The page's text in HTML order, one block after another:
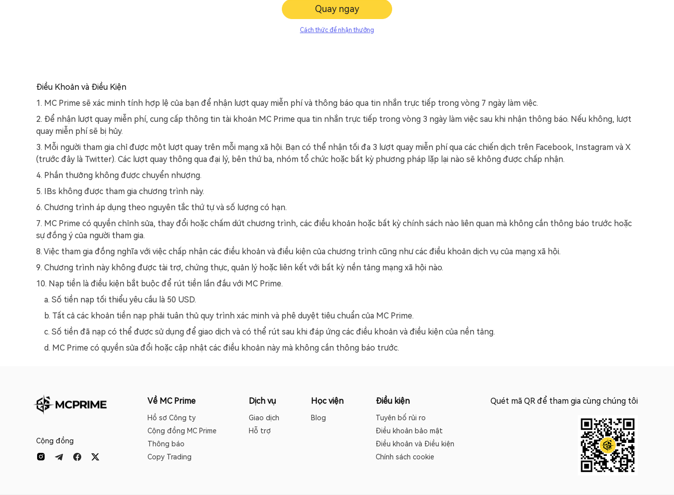
Quay ngay
Cách thức để nhận thưởng
Điều Khoản và Điều Kiện
1. MC Prime sẽ xác minh tính hợp lệ của bạn để nhận lượt quay miễn phí và thông báo qua tin nhắn trực tiếp trong vòng 7 ngày làm việc.
2. Để nhận lượt quay miễn phí, cung cấp thông tin tài khoản MC Prime qua tin nhắn trực tiếp trong vòng 3 ngày làm việc sau khi nhận thông báo. Nếu không, lượt
quay miễn phí sẽ bị hủy.
3. Mỗi người tham gia chỉ được một lượt quay trên mỗi mạng xã hội. Bạn có thể nhận tối đa 3 lượt quay miễn phí qua các chiến dịch trên Facebook, Instagram và X
(trước đây là Twitter). Các lượt quay thông qua đại lý, bên thứ ba, nhóm tổ chức hoặc bất kỳ phương pháp lặp lại nào sẽ không được chấp nhận.
4. Phần thưởng không được chuyển nhượng.
5. IBs không được tham gia chương trình này.
6. Chương trình áp dụng theo nguyên tắc thứ tự và số lượng có hạn.
7. MC Prime có quyền chỉnh sửa, thay đổi hoặc chấm dứt chương trình, các điều khoản hoặc bất kỳ chính sách nào liên quan mà không cần thông báo trước hoặc
sự đồng ý của người tham gia.
8. Việc tham gia đồng nghĩa với việc chấp nhận các điều khoản và điều kiện của chương trình cũng như các điều khoản dịch vụ của mạng xã hội.
9. Chương trình này không được tài trợ, chứng thực, quản lý hoặc liên kết với bất kỳ nền tảng mạng xã hội nào.
10. Nạp tiền là điều kiện bắt buộc để rút tiền lần đầu với MC Prime.
a. Số tiền nạp tối thiểu yêu cầu là 50 USD.
b. Tất cả các khoản tiền nạp phải tuân thủ quy trình xác minh và phê duyệt tiêu chuẩn của MC Prime.
c. Số tiền đã nạp có thể được sử dụng để giao dịch và có thể rút sau khi đáp ứng các điều khoản và điều kiện của nền tảng.
d. MC Prime có quyền sửa đổi hoặc cập nhật các điều khoản này mà không cần thông báo trước.
Cộng đồng
Về MC Prime
Hồ sơ Công ty
Cộng đồng MC Prime
Thông báo
Copy Trading
Dịch vụ
Giao dịch
Hỗ trợ
Học viện
Blog
Điều kiện
Tuyên bố rủi ro
Điều khoản bảo mật
Điều khoản và Điều kiện
Chính sách cookie
Quét mã QR để tham gia cùng chúng tôi